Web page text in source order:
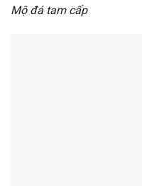
Mộ đá tam cấp